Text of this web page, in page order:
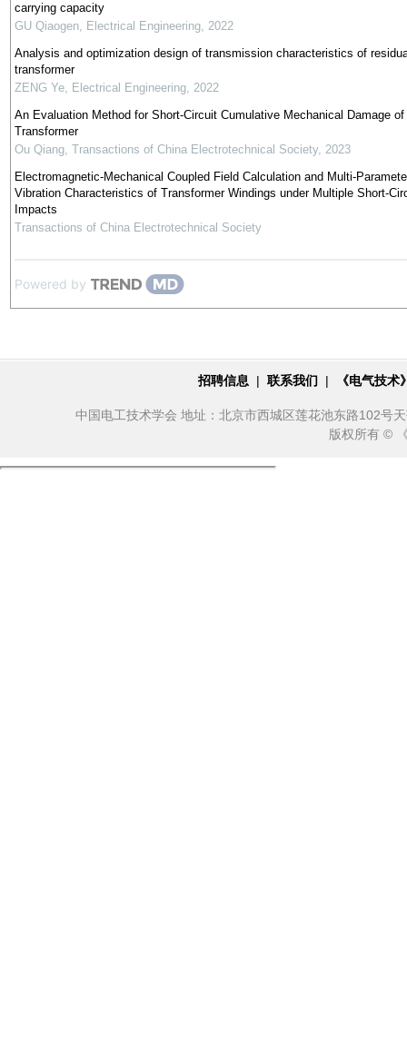
carrying capacity
GU Qiaogen, Electrical Engineering, 2022
Analysis and optimization design of transmission characteristics of
transformer
ZENG Ye, Electrical Engineering, 2022
An Evaluation Method for Short-Circuit Cumulative Mechanical Damage of
Transformer
Ou Qiang, Transactions of China Electrotechnical Society, 2023
Electromagnetic-Mechanical Coupled Field Calculation and Multi-
Vibration Characteristics of Transformer Windings under Multiple Short-
Impacts
Transactions of China Electrotechnical Society
Powered by
招聘信息 | 联系我们 | 《电气技
中国电工技术学会 地址：北京市西城区莲花池东路102号
版权所有 ©